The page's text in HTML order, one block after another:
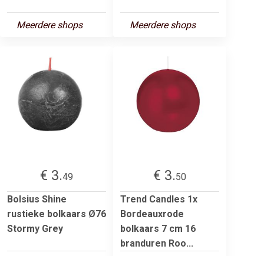
Meerdere shops Meerdere shops
€ 3.49
Bolsius Shine
rustieke bolkaars Ø76
Stormy Grey
€ 3.50
Trend Candles 1x
Bordeauxrode
bolkaars 7 cm 16
branduren Roo...